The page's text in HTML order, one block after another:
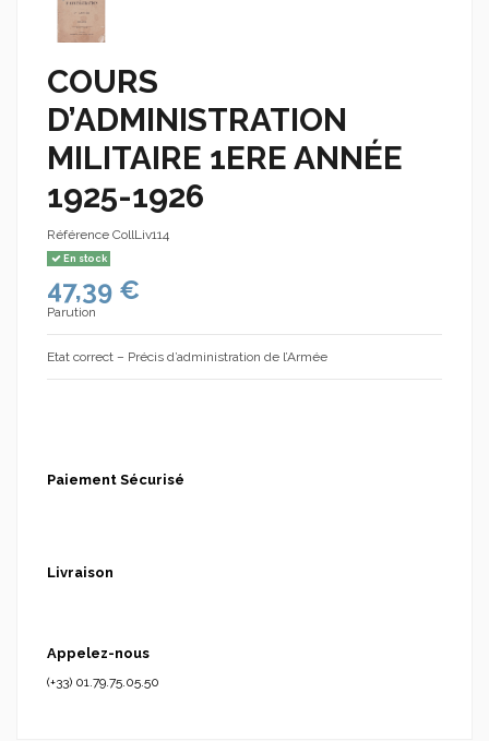
COURS
D’ADMINISTRATION
MILITAIRE 1ERE ANNÉE
1925-1926
Référence CollLiv114
En stock
47,39 €
Parution
Etat correct – Précis d’administration de l’Armée
Paiement Sécurisé
Livraison
Appelez-nous
(+33) 01.79.75.05.50